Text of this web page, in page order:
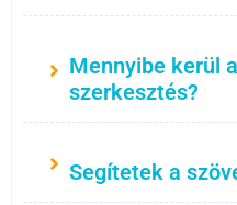
Mennyibe kerül
szerkesztés?
Segítetek a